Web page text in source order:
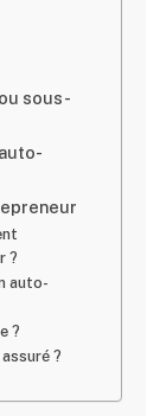
sous-
?
auto-
?
?